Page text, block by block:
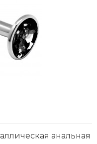
анальная